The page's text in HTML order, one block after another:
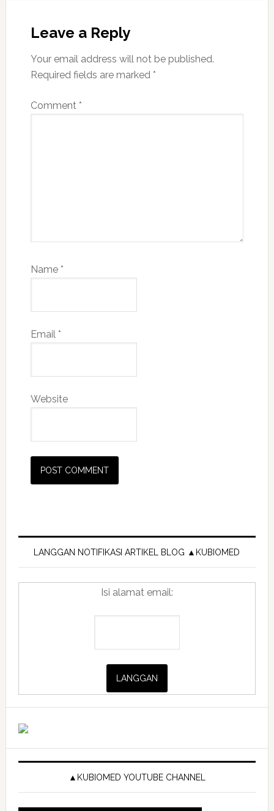
Leave a Reply
Your email address will not be published.
Required fields are marked *
Comment *
Name *
Email *
Website
Primary
Sidebar
LANGGAN NOTIFIKASI ARTIKEL BLOG ▲KUBIOMED
Isi alamat email:
▲KUBIOMED YOUTUBE CHANNEL